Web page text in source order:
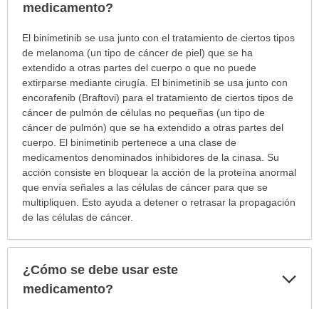
medicamento?
¿Para
cuáles
condiciones
enfermedades
prescribe
este
medicamento?
sido
extendido.
El binimetinib se usa junto con el tratamiento de ciertos tipos
de melanoma (un tipo de cáncer de piel) que se ha
extendido a otras partes del cuerpo o que no puede
extirparse mediante cirugía. El binimetinib se usa junto con
encorafenib (Braftovi) para el tratamiento de ciertos tipos de
cáncer de pulmón de células no pequeñas (un tipo de
cáncer de pulmón) que se ha extendido a otras partes del
cuerpo. El binimetinib pertenece a una clase de
medicamentos denominados inhibidores de la cinasa. Su
acción consiste en bloquear la acción de la proteína anormal
que envía señales a las células de cáncer para que se
multipliquen. Esto ayuda a detener o retrasar la propagación
de las células de cáncer.
¿Cómo se debe usar este
medicamento?